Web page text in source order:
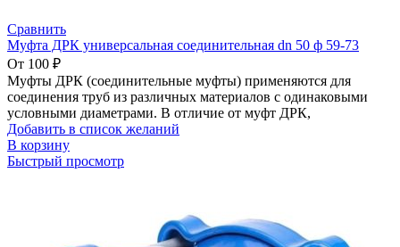
Сравнить
Муфта ДРК универсальная соединительная dn 50 ф 59-73
От 100 ₽
Муфты ДРК (соединительные муфты) применяются для
соединения труб из различных материалов с одинаковыми
условными диаметрами. В отличие от муфт ДРК,
Добавить в список желаний
В корзину
Быстрый просмотр